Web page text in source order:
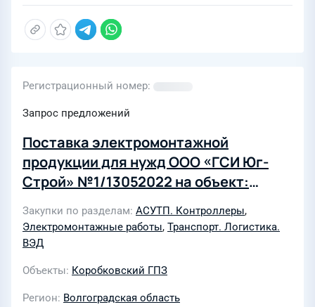
Регистрационный номер
Запрос предложений
Поставка электромонтажной
продукции для нужд ООО «ГСИ Юг-
Строй» №1/13052022 на объект:
участка приема сырья, хранения и
отгрузки продукции с внедрением
управления» ООО «ЛУКОЙЛ-КГПЗ»
Закупки по разделам АСУТП. Контроллеры,
Электромонтажные работы, Транспорт. Логистика.
ВЭД
Объекты Коробковский ГПЗ
Регион Волгоградская область